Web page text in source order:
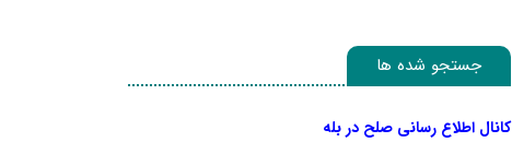
جستجو شده ها
کانال اطلاع رسانی صلح در بله